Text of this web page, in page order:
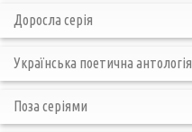
Доросла серія
Українська поетична антологія
Поза серіями